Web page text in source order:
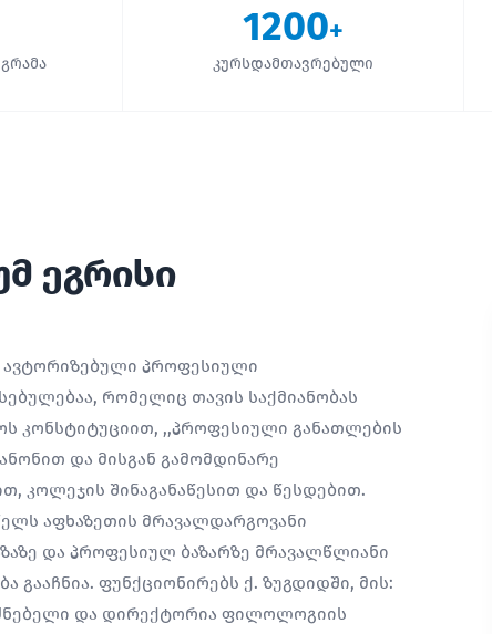
1200+
კურსდამთავრებული
ეგრისი
ავტორიზებული პროფესიული
რომელიც თავის საქმიანობას
კონსტიტუციით, ,,პროფესიული განათლების
და მისგან გამომდინარე
კოლეჯის შინაგანაწესით და წესდებით.
აფხაზეთის მრავალდარგოვანი
და პროფესიულ ბაზარზე მრავალწლიანი
გააჩნია. ფუნქციონირებს ქ. ზუგდიდში, მის:
და დირექტორია ფილოლოგიის